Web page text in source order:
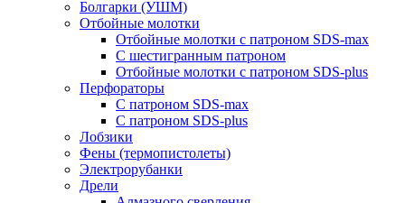
Болгарки (УШМ)
Отбойные молотки
Отбойные молотки с патроном SDS-max
С шестигранным патроном
Отбойные молотки с патроном SDS-plus
Перфораторы
С патроном SDS-max
С патроном SDS-plus
Лобзики
Фены (термопистолеты)
Электрорубанки
Дрели